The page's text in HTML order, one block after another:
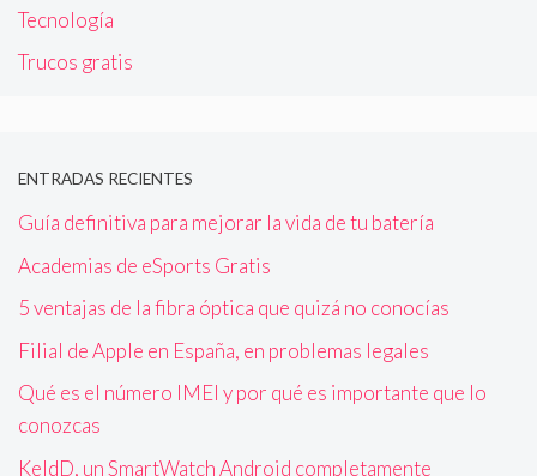
Tecnología
Trucos gratis
ENTRADAS RECIENTES
Guía definitiva para mejorar la vida de tu batería
Academias de eSports Gratis
5 ventajas de la fibra óptica que quizá no conocías
Filial de Apple en España, en problemas legales
Qué es el número IMEI y por qué es importante que lo
conozcas
KeldD, un SmartWatch Android completamente